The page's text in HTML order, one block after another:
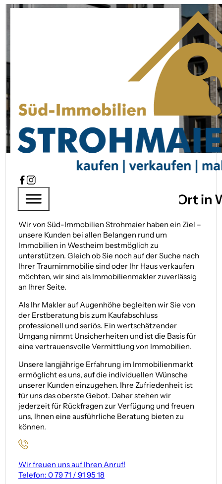
Immobilien­makler
Startseite Immobilien­makler Westheim
SÜD-IMMOBILIEN STROHMAIER
Ihr Immobilien­makler vor Ort in
Wir von Süd-Immobilien Strohmaier haben ein Ziel –
unsere Kunden bei allen Belangen rund um
Immobilien in Westheim bestmöglich zu
unterstützen. Gleich ob Sie noch auf der Suche nach
Ihrer Traumimmobilie sind oder Ihr Haus verkaufen
möchten, wir sind als Immobilienmakler zuverlässig
an Ihrer Seite.
Als Ihr Makler auf Augenhöhe begleiten wir Sie von
der Erstberatung bis zum Kaufabschluss
professionell und seriös. Ein wertschätzender
Umgang nimmt Unsicherheiten und ist die Basis für
eine vertrauensvolle Vermittlung von Immobilien.
Unsere langjährige Erfahrung im Immobilienmarkt
ermöglicht es uns, auf die individuellen Wünsche
unserer Kunden einzugehen. Ihre Zufriedenheit ist
für uns das oberste Gebot. Daher stehen wir
jederzeit für Rückfragen zur Verfügung und freuen
uns, Ihnen eine ausführliche Beratung bieten zu
können.
Wir freuen uns auf Ihren Anruf!
Telefon: 0 79 71 / 91 95 18